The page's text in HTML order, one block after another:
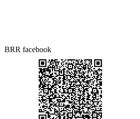
BRR facebook